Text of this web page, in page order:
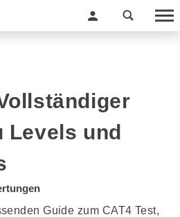
Levels und
Guide zum CAT4 Test,